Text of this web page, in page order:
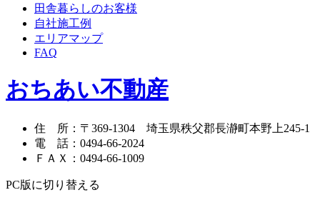
田舎暮らしのお客様
自社施工例
エリアマップ
FAQ
おちあい不動産
住 所 ： 〒369-1304 埼玉県秩父郡長瀞町本野上245-1
電 話 ： 0494-66-2024
ＦＡＸ
： 0494-66-1009
PC版に切り替える